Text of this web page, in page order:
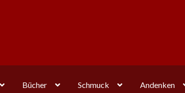
Bücher Schmuck Andenken